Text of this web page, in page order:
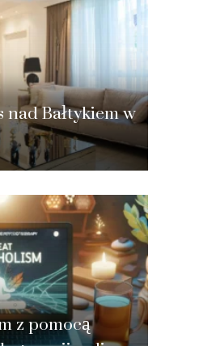
Bałtykiem w
z pomocą